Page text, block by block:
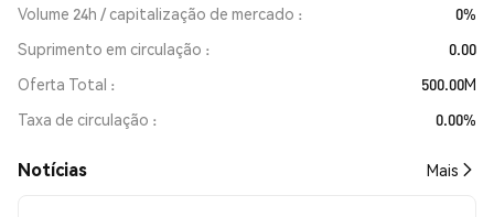
Volume 24h / capitalização de mercado
0%
Suprimento em circulação
0.00
Oferta Total
500.00M
Taxa de circulação
0.00%
​​Notícias​​ Mais